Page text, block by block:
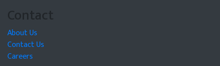
Contact
About Us
Contact Us
Careers